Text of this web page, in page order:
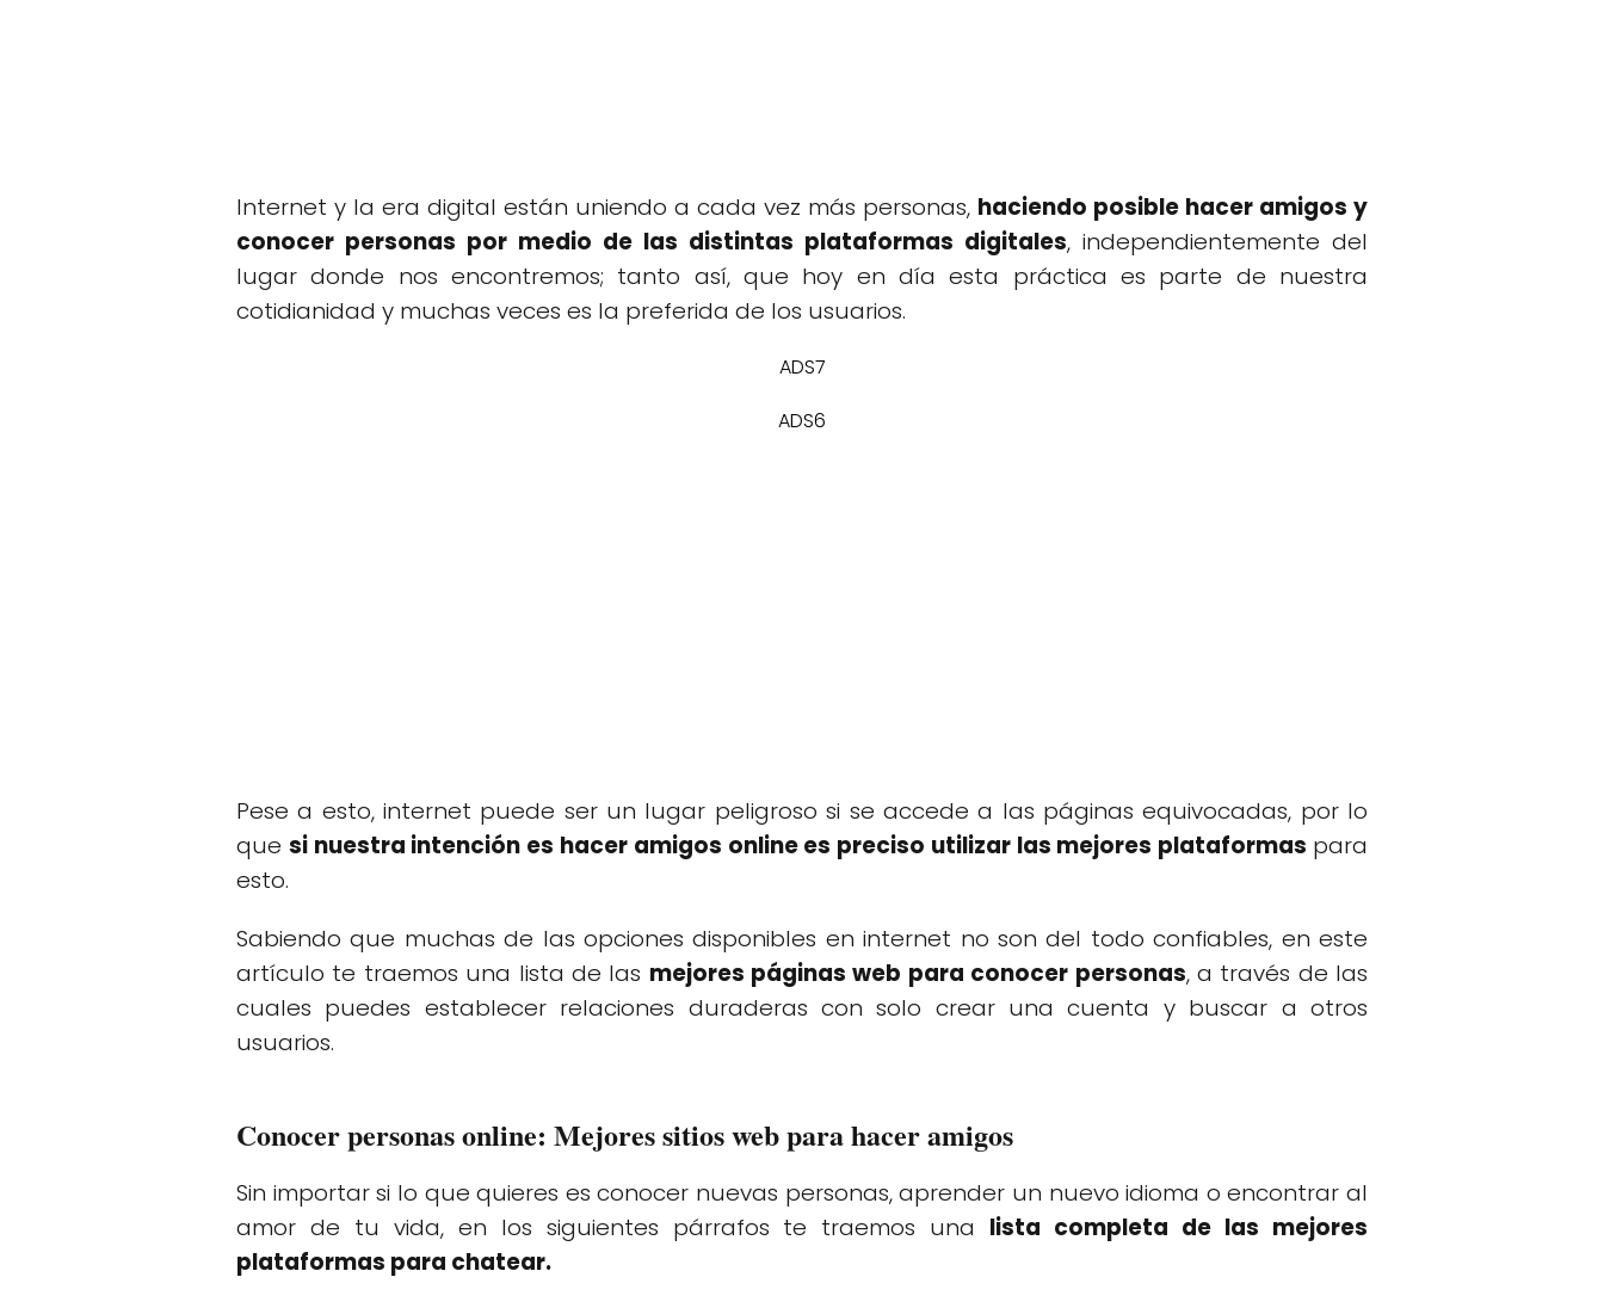
Internet y la era digital están uniendo a cada vez más personas, haciendo posible hacer amigos y
conocer personas por medio de las distintas plataformas digitales, independientemente del
lugar donde nos encontremos; tanto así, que hoy en día esta práctica es parte de nuestra
cotidianidad y muchas veces es la preferida de los usuarios.
ADS7
ADS6
Pese a esto, internet puede ser un lugar peligroso si se accede a las páginas equivocadas, por lo
que si nuestra intención es hacer amigos online es preciso utilizar las mejores plataformas para
esto.
Sabiendo que muchas de las opciones disponibles en internet no son del todo confiables, en este
artículo te traemos una lista de las mejores páginas web para conocer personas, a través de las
cuales puedes establecer relaciones duraderas con solo crear una cuenta y buscar a otros
usuarios.
Conocer personas online: Mejores sitios web para hacer amigos
Sin importar si lo que quieres es conocer nuevas personas, aprender un nuevo idioma o encontrar al
amor de tu vida, en los siguientes párrafos te traemos una lista completa de las mejores
plataformas para chatear.